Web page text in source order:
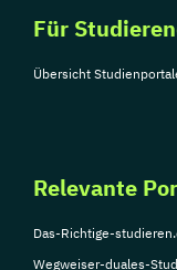
Für
Übersicht
Relevante
Das-Richtige-
Wegweiser-duales-